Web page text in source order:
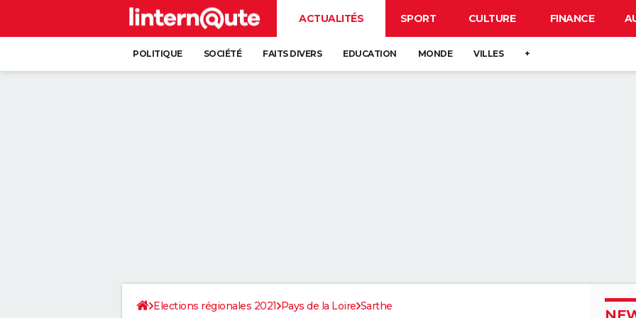
ACTUALITÉS SPORT CULTURE FINANCE
POLITIQUE SOCIÉTÉ FAITS DIVERS EDUCATION MONDE VILLES +
Elections régionales 2021 Pays de la Loire Sarthe